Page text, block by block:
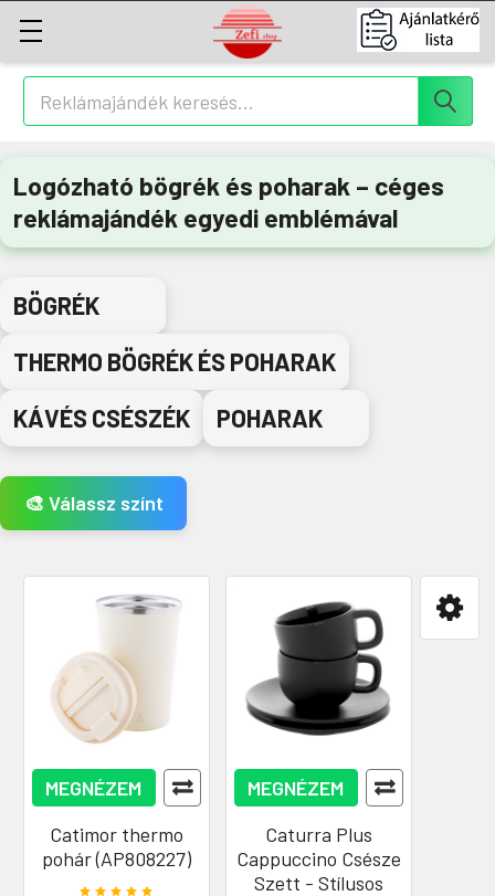
Keresés
Logózható bögrék és poharak – céges
reklámajándék egyedi emblémával
BÖGRÉK
THERMO BÖGRÉK ÉS POHARAK
KÁVÉS CSÉSZÉK
POHARAK
🎨 Válassz színt
MEGNÉZEM
Catimor thermo
pohár (AP808227)
MEGNÉZEM
Caturra Plus
Cappuccino Csésze
Szett - Stílusos